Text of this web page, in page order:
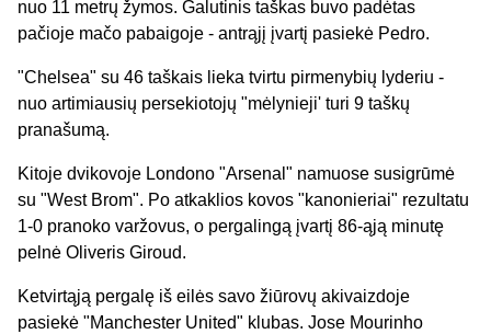
nuo 11 metrų žymos. Galutinis taškas buvo padėtas
pačioje mačo pabaigoje - antrąjį įvartį pasiekė Pedro.
"Chelsea" su 46 taškais lieka tvirtu pirmenybių lyderiu -
nuo artimiausių persekiotojų "mėlynieji' turi 9 taškų
pranašumą.
Kitoje dvikovoje Londono "Arsenal" namuose susigrūmė
su "West Brom". Po atkaklios kovos "kanonieriai" rezultatu
1-0 pranoko varžovus, o pergalingą įvartį 86-ąją minutę
pelnė Oliveris Giroud.
Ketvirtąją pergalę iš eilės savo žiūrovų akivaizdoje
pasiekė "Manchester United" klubas. Jose Mourinho